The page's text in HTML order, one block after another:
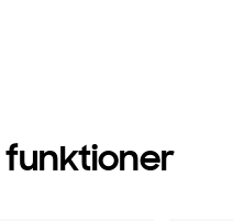
funktioner